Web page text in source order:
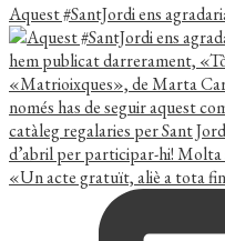
Aquest #SantJordi ens
«Un acte gratuït, aliè a tota